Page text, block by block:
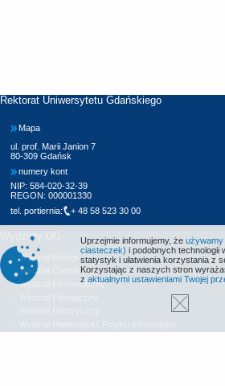
Rektorat Uniwersytetu Gdańskiego
Mapa
ul. prof. Marii Janion 7
80-309 Gdańsk
numery kont
NIP: 584-020-32-39
REGON: 000001330
tel. portiernia:
+ 48 58 523 30 00
Wydziały UG
Wydział Biologii
Wydział Chemii
Wydział Ekonomiczny
Uprzejmie informujemy, że używamy
ciasteczek) i podobnych technologii
statystyk i ułatwienia korzystania z
Korzystając z naszych stron
z aktualnymi ustawieniami Twojej